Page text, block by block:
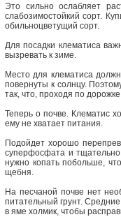
Это сильно ослабляет
слабозимостойкий сорт.
обильноцветущий сорт.
Для посадки клематиса
вызревать к зиме.
Место для клематиса
повернуты к солнцу.
так, что, проходя по
Теперь о почве. Клематис
ему не хватает питания.
Подойдет хорошо
суперфосфата и
нужно копать побольше,
щебня.
На песчаной почве нет
питательный грунт.
в яме холмик, чтобы